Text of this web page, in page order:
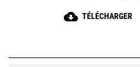
cloud_download TÉLÉCHARGER